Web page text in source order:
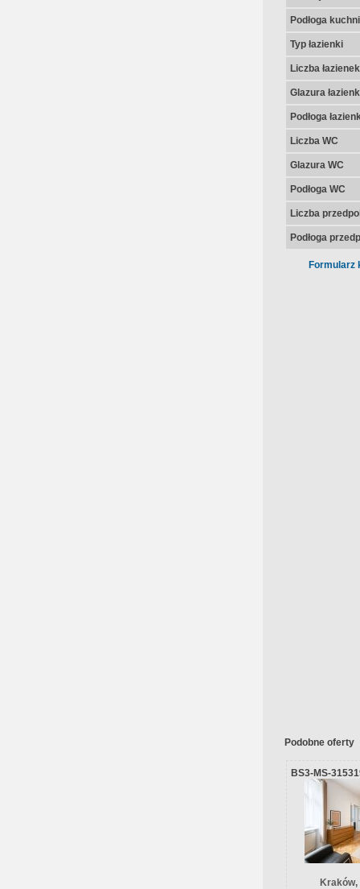
Podłoga kuchni
Typ łazienki
Liczba łazienek
Glazura
Podłoga
Liczba WC
Glazura WC
Podłoga WC
Liczba
Podłoga
Formularz
Podobne oferty
BS3-MS-